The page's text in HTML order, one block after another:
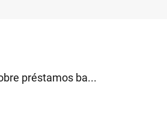
préstamos ba...